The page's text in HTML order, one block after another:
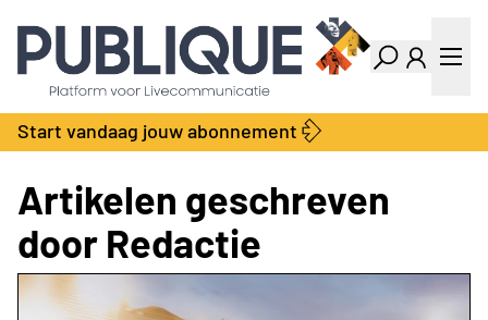
Industry Dashboard
Vacatures
Kalender
Producten
Bedrijvengids
Locatie Finder
Contact
Over ons
Adverteren
Abonnementen
Start vandaag jouw abonnement
Artikelen geschreven
door Redactie